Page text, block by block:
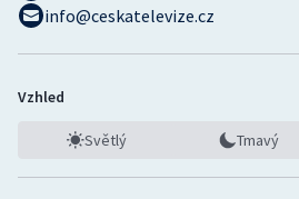
info@ceskatelevize.cz
Vzhled
Světlý Tmavý